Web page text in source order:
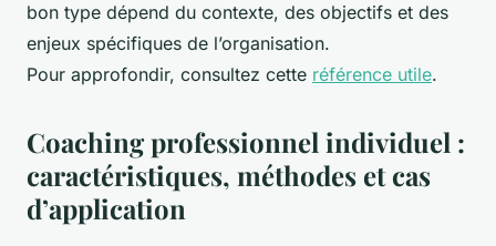
bon type dépend du contexte, des objectifs et des
enjeux spécifiques de l’organisation.
Pour approfondir, consultez cette référence utile.
Coaching professionnel individuel :
caractéristiques, méthodes et cas
d’application